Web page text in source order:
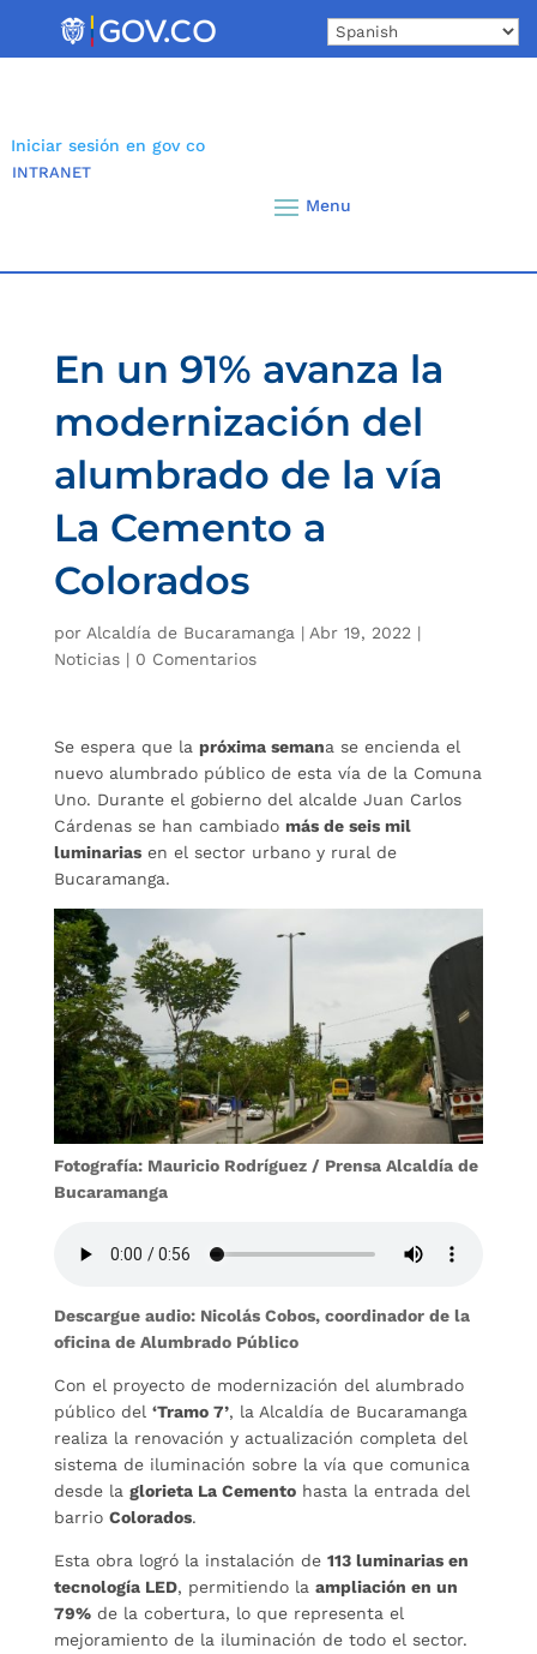
Iniciar sesión en gov co
INTRANET
En un 91% avanza la
modernización del
alumbrado de la vía
La Cemento a
Colorados
por Alcaldía de Bucaramanga | Abr 19, 2022 |
Noticias| 0 Comentarios
Se espera que la próxima semana se encienda el
nuevo alumbrado público de esta vía de la Comuna
Uno. Durante el gobierno del alcalde Juan Carlos
Cárdenas se han cambiado más de seis mil
luminariasen el sector urbano y rural de
Bucaramanga.
Fotografía: Mauricio Rodríguez / Prensa Alcaldía de
Bucaramanga
Descargue audio: Nicolás Cobos, coordinador de la
oficina de Alumbrado Público
Con el proyecto de modernización del alumbrado
público del ‘Tramo 7’, la Alcaldía de Bucaramanga
realiza la renovación y actualización completa del
sistema de iluminación sobre la vía que comunica
desde la glorieta La Cementohasta la entrada del
barrio Colorados.
Esta obra logró la instalación de 113 luminarias en
tecnología LED, permitiendo la ampliación en un
79%de la cobertura, lo que representa el
mejoramiento de la iluminación de todo el sector.